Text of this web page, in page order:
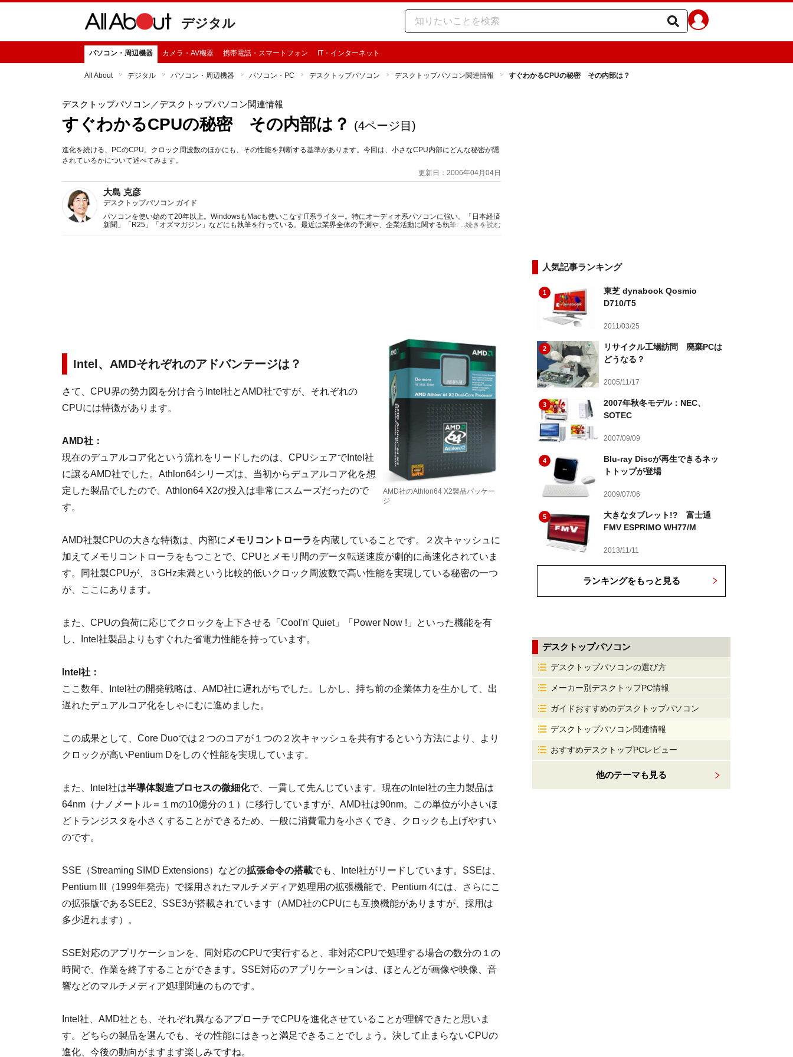
デジタル
パソコン・周辺機器 カメラ・AV機器 携帯電話・スマートフォン IT・インターネット
All About デジタル パソコン・周辺機器 パソコン・PC デスクトップパソコン デスクトップパソコン関連情報 すぐわかるCPUの秘密 その内部は？
デスクトップパソコン ／デスクトップパソコン関連情報
すぐわかるCPUの秘密 その内部は？ (4ページ目)
進化を続ける、PCのCPU。クロック周波数のほかにも、その性能を判断する基準があります。今回は、小さなCPU内部にどんな秘密が隠
されているかについて述べてみます。
更新日：2006年04月04日
大島 克彦
デスクトップパソコン ガイド
パソコンを使い始めて20年以上。WindowsもMacも使いこなすIT系ライター。特にオーディオ系パソコンに強い。「日本経済
新聞」「R25」「オズマガジン」などにも執筆を行っている。最近は業界全体の予測や、企業活動に関する執筆なども行う。
...続きを読む
AMD社のAthlon64 X2製品パッケー
ジ
Intel、AMDそれぞれのアドバンテージは？
さて、CPU界の勢力図を分け合うIntel社とAMD社ですが、それぞれの
CPUには特徴があります。
AMD社：
現在のデュアルコア化という流れをリードしたのは、CPUシェアでIntel社
に譲るAMD社でした。Athlon64シリーズは、当初からデュアルコア化を想
定した製品でしたので、Athlon64 X2の投入は非常にスムーズだったので
す。
AMD社製CPUの大きな特徴は、内部に メモリコントローラ を内蔵していることです。２次キャッシュに
加えてメモリコントローラをもつことで、CPUとメモリ間のデータ転送速度が劇的に高速化されていま
す。同社製CPUが、３GHz未満という比較的低いクロック周波数で高い性能を実現している秘密の一つ
が、ここにあります。
また、CPUの負荷に応じてクロックを上下させる「Cool'n' Quiet」「Power Now !」といった機能を有
し、Intel社製品よりもすぐれた省電力性能を持っています。
Intel社：
ここ数年、Intel社の開発戦略は、AMD社に遅れがちでした。しかし、持ち前の企業体力を生かして、出
遅れたデュアルコア化をしゃにむに進めました。
この成果として、Core Duoでは２つのコアが１つの２次キャッシュを共有するという方法により、より
クロックが高いPentium Dをしのぐ性能を実現しています。
また、Intel社は半導体製造プロセスの微細化で、一貫して先んじています。現在のIntel社の主力製品は
64nm（ナノメートル＝１mの10億分の１）に移行していますが、AMD社は90nm。この単位が小さいほ
どトランジスタを小さくすることができるため、一般に消費電力を小さくでき、クロックも上げやすい
のです。
SSE（Streaming SIMD Extensions）などの拡張命令の搭載でも、Intel社がリードしています。SSEは、
Pentium III（1999年発売）で採用されたマルチメディア処理用の拡張機能で、Pentium 4には、さらにこ
の拡張版であるSEE2、SSE3が搭載されています（AMD社のCPUにも互換機能がありますが、採用は
多少遅れます）。
SSE対応のアプリケーションを、同対応のCPUで実行すると、非対応CPUで処理する場合の数分の１の
時間で、作業を終了することができます。SSE対応のアプリケーションは、ほとんどが画像や映像、音
響などのマルチメディア処理関連のものです。
Intel社、AMD社とも、それぞれ異なるアプローチでCPUを進化させていることが理解できたと思いま
す。どちらの製品を選んでも、その性能にはきっと満足できることでしょう。決して止まらないCPUの
進化、今後の動向がますます楽しみですね。
人気記事ランキング
1
東芝 dynabook Qosmio
D710/T5
2011/03/25
2
リサイクル工場訪問 廃棄PCは
どうなる？
2005/11/17
3
2007年秋冬モデル：NEC、
SOTEC
2007/09/09
4
Blu-ray Discが再生できるネッ
トトップが登場
2009/07/06
5
大きなタブレット!? 富士通
FMV ESPRIMO WH77/M
2013/11/11
ランキングをもっと見る
デスクトップパソコン
デスクトップパソコンの選び方
メーカー別デスクトップPC情報
ガイドおすすめのデスクトップパソコン
デスクトップパソコン関連情報
おすすめデスクトップPCレビュー
他のテーマも見る